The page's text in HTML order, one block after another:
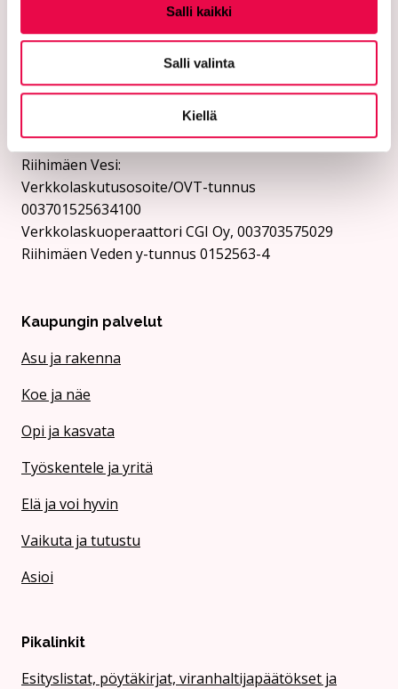
Salli kaikki
Salli valinta
Kiellä
Riihimäen kaupunki:
Verkkolaskutusosoite/OVT-tunnus
003701525634694
Verkkolaskuoperaattori CGI Oy, 003703575029
Rii­hi­mäen Vesi:
Verkkolaskutusosoite/OVT-tunnus
003701525634100
Verkkolaskuoperaattori CGI Oy, 003703575029
Riihimäen Veden y-tunnus 0152563-4
Kaupungin palvelut
Asu ja rakenna
Koe ja näe
Opi ja kasvata
Työskentele ja yritä
Elä ja voi hyvin
Vaikuta ja tutustu
Asioi
Pikalinkit
Esityslistat, pöytäkirjat, viranhaltijapäätökset ja